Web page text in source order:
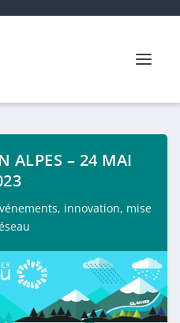
ALPES – 24 MAI
, innovation, mise